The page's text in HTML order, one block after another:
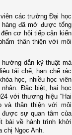
các trường Đại học
đã mở được tổng
cơ hội tiếp cận kiến
thân thiện với môi
dẫn kỹ thuật mà
tái chế, hạn chế rác
học, nhiều học viên
Đặc biệt, hai học
với thương hiệu “Hai
và thân thiện với môi
được sự quan tâm của
bài về hành trình khởi
chị Ngọc Anh.